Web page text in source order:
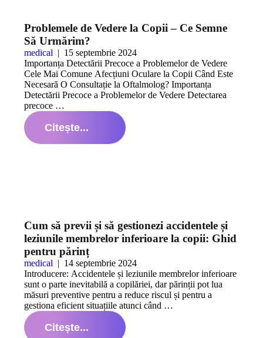
Problemele de Vedere la Copii – Ce Semne
Să Urmărim?
medical | 15 septembrie 2024
Importanța Detectării Precoce a Problemelor de Vedere
Cele Mai Comune Afecțiuni Oculare la Copii Când Este
Necesară O Consultație la Oftalmolog? Importanța
Detectării Precoce a Problemelor de Vedere Detectarea
precoce …
Citește...
Cum să previi și să gestionezi accidentele și
leziunile membrelor inferioare la copii: Ghid
pentru părinț
medical | 14 septembrie 2024
Introducere: Accidentele și leziunile membrelor inferioare
sunt o parte inevitabilă a copilăriei, dar părinții pot lua
măsuri preventive pentru a reduce riscul și pentru a
gestiona eficient situațiile atunci când …
Citește...